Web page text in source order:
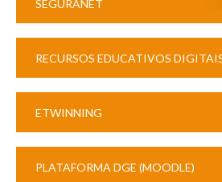
SEGURANET
RECURSOS EDUCATIVOS
ETWINNING
PLATAFORMA DGE (MOODLE)